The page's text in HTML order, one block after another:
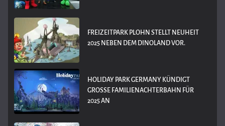
FREIZEITPARK PLOHN STELLT NEUHEIT
2025 NEBEN DEM DINOLAND VOR.
HOLIDAY PARK GERMANY KÜNDIGT
GROSSE FAMILIENACHTERBAHN FÜR 2
025 AN